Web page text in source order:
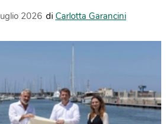
2026 di Carlotta Garancini